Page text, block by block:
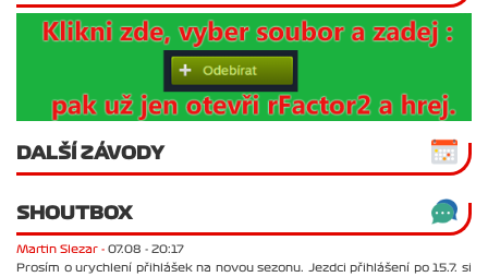
DALŠÍ ZÁVODY
SHOUTBOX
Martin Slezar - 07.08 - 20:17
Prosím o urychlení přihlášek na novou sezonu. Jezdci přihlášení po 15.7. si